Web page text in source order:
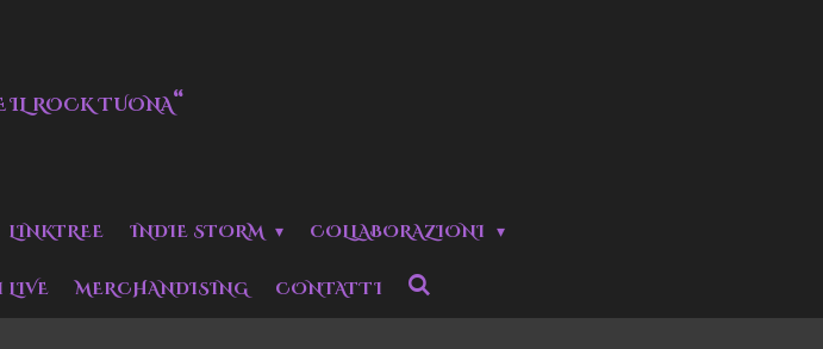
IL ROCK TUONA“
LINKTREE INDIE STORM COLLABORAZIONI
LIVE MERCHANDISING CONTATTI